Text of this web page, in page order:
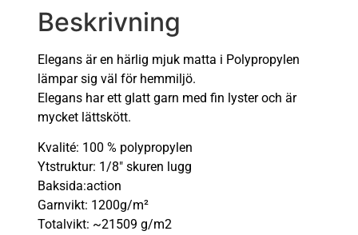
Beskrivning
Elegans är en härlig mjuk matta i Polypropylen
lämpar sig väl för hemmiljö.
Elegans har ett glatt garn med fin lyster och är
mycket lättskött.
Kvalité: 100 % polypropylen
Ytstruktur: 1/8″ skuren lugg
Baksida:action
Garnvikt: 1200g/m²
Totalvikt: ~21509 g/m2